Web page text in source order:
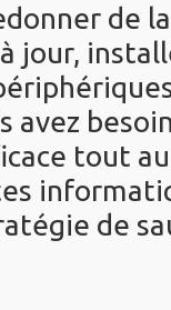
de
jour,
avez
tout
de